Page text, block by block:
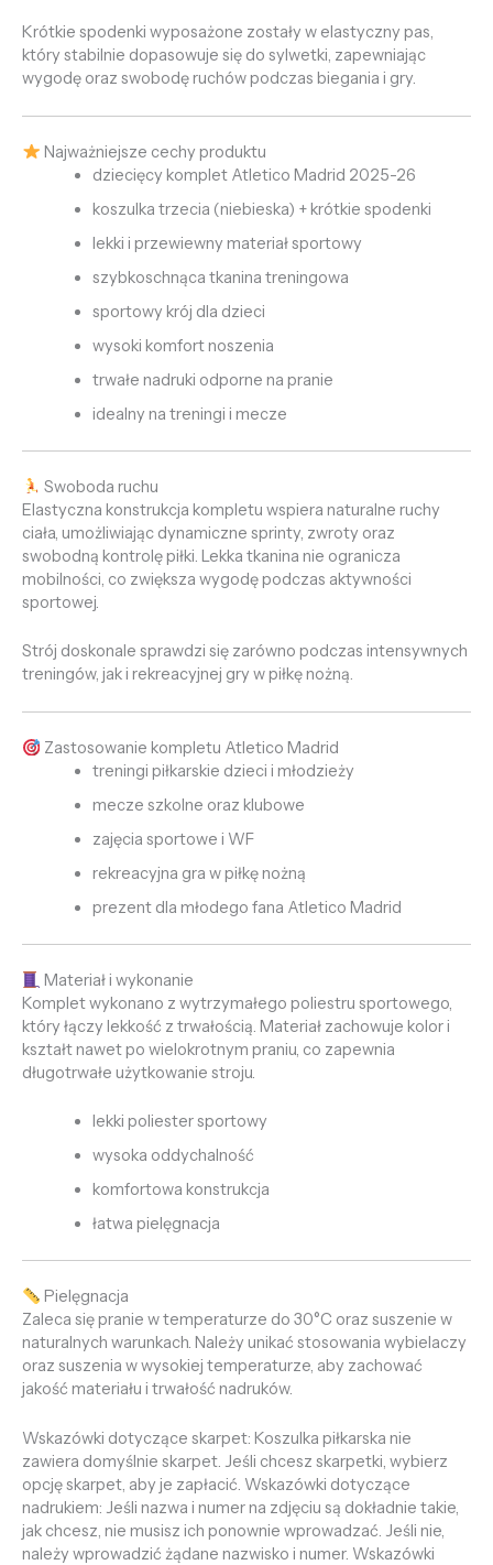
Krótkie spodenki wyposażone zostały w elastyczny pas,
który stabilnie dopasowuje się do sylwetki, zapewniając
wygodę oraz swobodę ruchów podczas biegania i gry.
Najważniejsze cechy produktu
dziecięcy komplet Atletico Madrid 2025-26
koszulka trzecia (niebieska) + krótkie spodenki
lekki i przewiewny materiał sportowy
szybkoschnąca tkanina treningowa
sportowy krój dla dzieci
wysoki komfort noszenia
trwałe nadruki odporne na pranie
idealny na treningi i mecze
Swoboda ruchu
Elastyczna konstrukcja kompletu wspiera naturalne ruchy
ciała, umożliwiając dynamiczne sprinty, zwroty oraz
swobodną kontrolę piłki. Lekka tkanina nie ogranicza
mobilności, co zwiększa wygodę podczas aktywności
sportowej.
Strój doskonale sprawdzi się zarówno podczas intensywnych
treningów, jak i rekreacyjnej gry w piłkę nożną.
Zastosowanie kompletu Atletico Madrid
treningi piłkarskie dzieci i młodzieży
mecze szkolne oraz klubowe
zajęcia sportowe i WF
rekreacyjna gra w piłkę nożną
prezent dla młodego fana Atletico Madrid
Materiał i wykonanie
Komplet wykonano z wytrzymałego poliestru sportowego,
który łączy lekkość z trwałością. Materiał zachowuje kolor i
kształt nawet po wielokrotnym praniu, co zapewnia
długotrwałe użytkowanie stroju.
lekki poliester sportowy
wysoka oddychalność
komfortowa konstrukcja
łatwa pielęgnacja
Pielęgnacja
Zaleca się pranie w temperaturze do 30°C oraz suszenie w
naturalnych warunkach. Należy unikać stosowania wybielaczy
oraz suszenia w wysokiej temperaturze, aby zachować
jakość materiału i trwałość nadruków.
Wskazówki dotyczące skarpet: Koszulka piłkarska nie
zawiera domyślnie skarpet. Jeśli chcesz skarpetki, wybierz
opcję skarpet, aby je zapłacić. Wskazówki dotyczące
nadrukiem: Jeśli nazwa i numer na zdjęciu są dokładnie takie,
jak chcesz, nie musisz ich ponownie wprowadzać. Jeśli nie,
należy wprowadzić żądane nazwisko i numer. Wskazówki